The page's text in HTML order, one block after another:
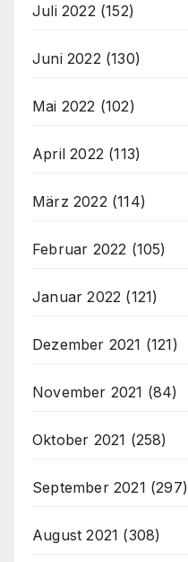
Juli 2022 (152)
Juni 2022 (130)
Mai 2022 (102)
April 2022 (113)
März 2022 (114)
Februar 2022 (105)
Januar 2022 (121)
Dezember 2021 (121)
November 2021 (84)
Oktober 2021 (258)
September 2021 (297)
August 2021 (308)